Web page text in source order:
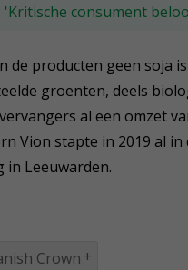
'Kritische consument
de producten geen soja
groenten, deels
al een omzet
Vion stapte in 2019 al
in Leeuwarden.
Crown